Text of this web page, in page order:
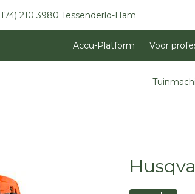
210 3980 Tessenderlo-Ham
Accu-Platform Voor